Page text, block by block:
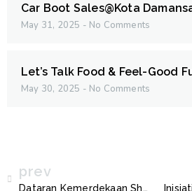
Car Boot Sales@Kota
May 31, 2025 No Comments
Let’s Talk Food & Feel-Good
May 30, 2025 No Comments
prev
Dataran Kemerdekaan Shah Alam akan ditutup